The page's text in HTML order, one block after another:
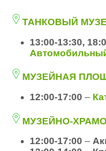
ТАНКОВЫЙ
13:00-13:30,
МУЗЕЙНАЯ
12:00-17:00 –
МУЗЕЙНО-
12:00-17:00 –